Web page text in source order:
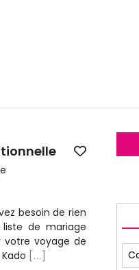
besoin de rien
de mariage
votre voyage de
[...]